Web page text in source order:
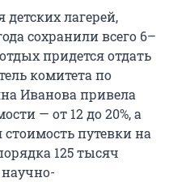
лагерей,
сохранили всего 6–
придется отдать
комитета по
Иванова привела
— от 12 до 20%, а
стоимость путевки на
125 тысяч